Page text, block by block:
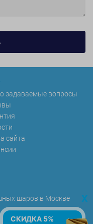
задаваемые вопросы
сайта
шаров в Москве
x
СКИДКА 5%